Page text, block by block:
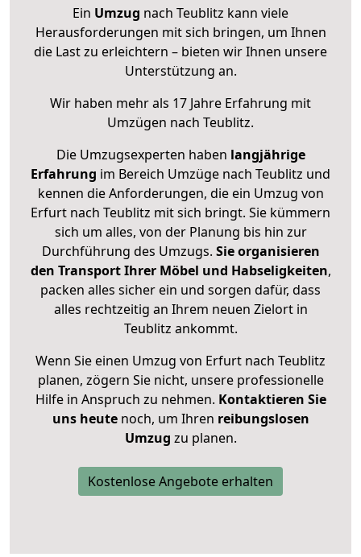
Ein Umzug nach Teublitz kann viele
Herausforderungen mit sich bringen, um Ihnen
die Last zu erleichtern – bieten wir Ihnen unsere
Unterstützung an.
Wir haben mehr als 17 Jahre Erfahrung mit
Umzügen nach Teublitz.
Die Umzugsexperten haben langjährige
Erfahrung im Bereich Umzüge nach Teublitz und
kennen die Anforderungen, die ein Umzug von
Erfurt nach Teublitz mit sich bringt. Sie kümmern
sich um alles, von der Planung bis hin zur
Durchführung des Umzugs. Sie organisieren
den Transport Ihrer Möbel und Habseligkeiten,
packen alles sicher ein und sorgen dafür, dass
alles rechtzeitig an Ihrem neuen Zielort in
Teublitz ankommt.
Wenn Sie einen Umzug von Erfurt nach Teublitz
planen, zögern Sie nicht, unsere professionelle
Hilfe in Anspruch zu nehmen. Kontaktieren Sie
uns heutenoch, um Ihren reibungslosen
Umzug zu planen.
Kostenlose Angebote erhalten